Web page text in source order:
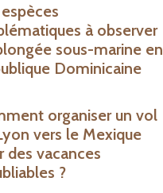
à observer
sous-marine en
Dominicaine
organiser un vol
vers le Mexique
des vacances
?